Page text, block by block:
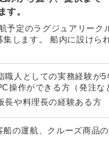
す。
予定のラグジュアリーク
集します。 船内に設けら
職人としての実務経験が
操作ができる方（発注
長や料理長の経験ある方
船の運航、クルーズ商品